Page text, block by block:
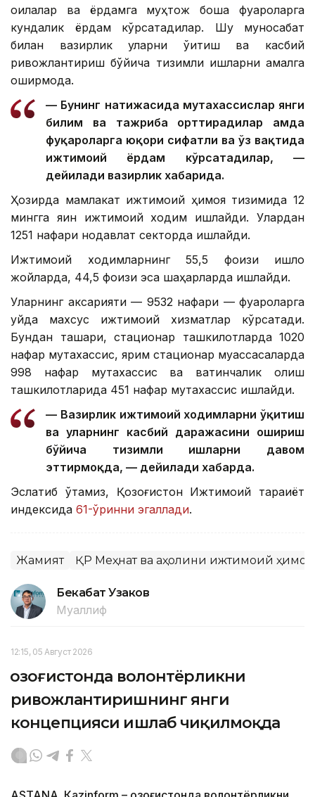
оилалар ва ёрдамга муҳтож бошқа фуқароларга
кундалик ёрдам кўрсатадилар. Шу муносабат
билан вазирлик уларни ўқитиш ва касбий
ривожлантириш бўйича тизимли ишларни амалга
оширмоқда.
— Бунинг натижасида мутахассислар янги
билим ва тажриба орттирадилар ҳамда
фуқароларга юқори сифатли ва ўз вақтида
ижтимоий ёрдам кўрсатадилар, —
дейилади вазирлик хабарида.
Ҳозирда мамлакат ижтимоий ҳимоя тизимида 12
мингга яқин ижтимоий ходим ишлайди. Улардан
1251 нафари нодавлат секторда ишлайди.
Ижтимоий ходимларнинг 55,5 фоизи қишлоқ
жойларда, 44,5 фоизи эса шаҳарларда ишлайди.
Уларнинг аксарияти — 9532 нафари — фуқароларга
уйда махсус ижтимоий хизматлар кўрсатади.
Бундан ташқари, стационар ташкилотларда 1020
нафар мутахассис, ярим стационар муассасаларда
998 нафар мутахассис ва вақтинчалик қолиш
ташкилотларида 451 нафар мутахассис ишлайди.
— Вазирлик ижтимоий ходимларни ўқитиш
ва уларнинг касбий даражасини ошириш
бўйича тизимли ишларни давом
эттирмоқда, — дейилади хабарда.
Эслатиб ўтамиз, Қозоғистон Ижтимоий тараққиёт
индексида 61-ўринни эгаллади.
Жамият ҚР Меҳнат ва аҳолини ижтимоий ҳимоя
Бекабат Узаков
Муаллиф
12:15, 05 Август 2026
Қозоғистонда волонтёрликни
ривожлантиришнинг янги
концепцияси ишлаб чиқилмоқда